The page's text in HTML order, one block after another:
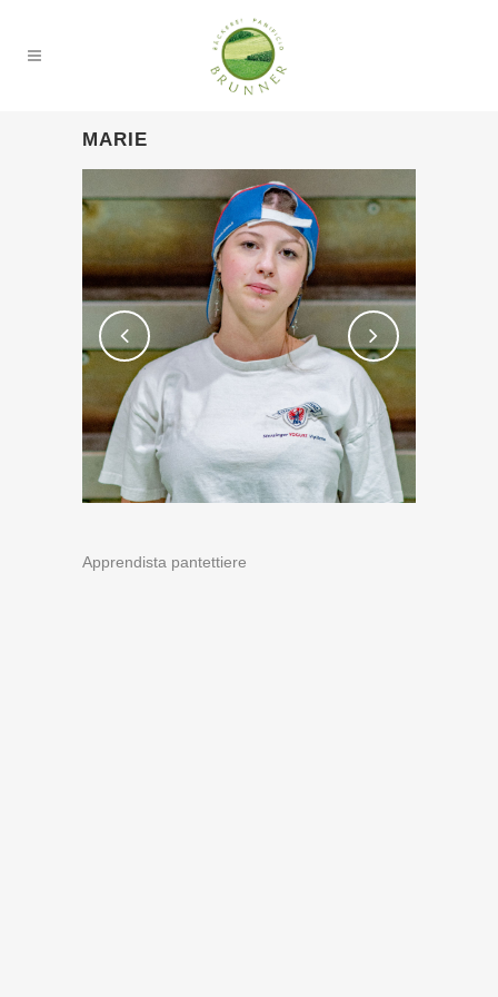
MARIE
Apprendista pantettiere